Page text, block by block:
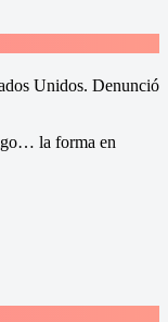
Unidos. Denunció
la forma en